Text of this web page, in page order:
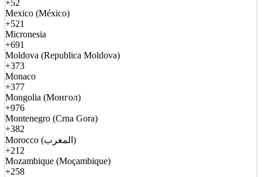
+52
Mexico (México)
+521
Micronesia
+691
Moldova (Republica Moldova)
+373
Monaco
+377
Mongolia (Монгол)
+976
Montenegro (Crna Gora)
+382
Morocco (المغرب)
+212
Mozambique (Moçambique)
+258